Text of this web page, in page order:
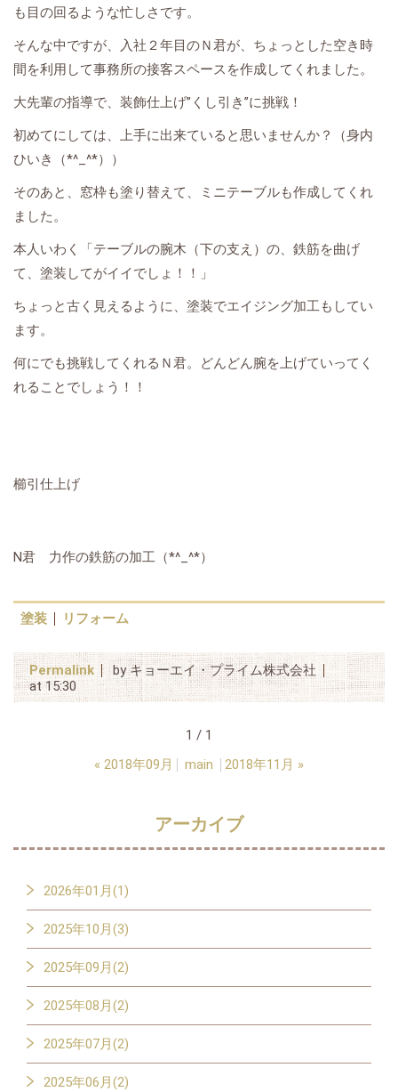
も目の回るような忙しさです。
そんな中ですが、入社２年目のＮ君が、ちょっとした空き時
間を利用して事務所の接客スペースを作成してくれました。
大先輩の指導で、装飾仕上げ”くし引き”に挑戦！
初めてにしては、上手に出来ていると思いませんか？（身内
ひいき（*^_^*））
そのあと、窓枠も塗り替えて、ミニテーブルも作成してくれ
ました。
本人いわく「テーブルの腕木（下の支え）の、鉄筋を曲げ
て、塗装してがイイでしょ！！」
ちょっと古く見えるように、塗装でエイジング加工もしてい
ます。
何にでも挑戦してくれるＮ君。どんどん腕を上げていってく
れることでしょう！！
櫛引仕上げ
N君 力作の鉄筋の加工（*^_^*）
塗装 リフォーム
Permalink
by キョーエイ・プライム株式会社
at 15:30
1 / 1
« 2018年09月 main 2018年11月 »
アーカイブ
2026年01月(1)
2025年10月(3)
2025年09月(2)
2025年08月(2)
2025年07月(2)
2025年06月(2)